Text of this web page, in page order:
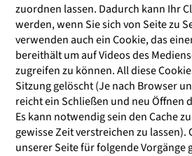
zuordnen lassen. Dadurch kann Ihr
werden, wenn Sie sich von Seite zu
verwenden auch ein Cookie, das
bereithält um auf Videos des
zugreifen zu können. All diese
Sitzung gelöscht (Je nach Browser
reicht ein Schließen und neu Öffnen
Es kann notwendig sein den Cache
gewisse Zeit verstreichen zu
unserer Seite für folgende Vorgänge